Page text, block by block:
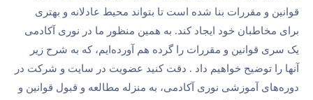
قوانین و مقررات بنا شده است تا بتواند محیط عادلانه و بهتری
برای مخاطبان خود ایجاد کند. به همین منظور ما در نوری آکادمی
یک سری قوانین و مقررات را گرده هم آورده‌ایم، که به شرح زیر
آنها را توضیح خواهیم داد . دقت کنید عضویت در سایت و شرکت در
دوره‌های آموزشی نوری آکادمی، به منزله مطالعه و قبول قوانین و